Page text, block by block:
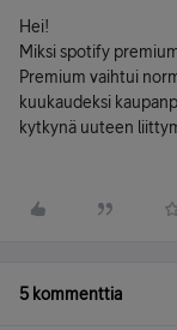
Hei!
Miksi spotify
Premium vaihtui
kuukaudeksi
kytkynä uuteen
5 kommenttia